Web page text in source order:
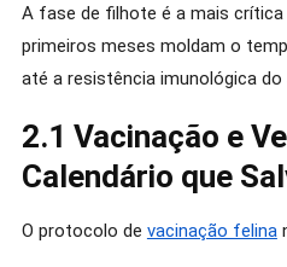
A fase de filhote é a mais crítica
primeiros meses moldam o
até a resistência imunológica do
2.1 Vacinação e
Calendário que
O protocolo de vacinação felina